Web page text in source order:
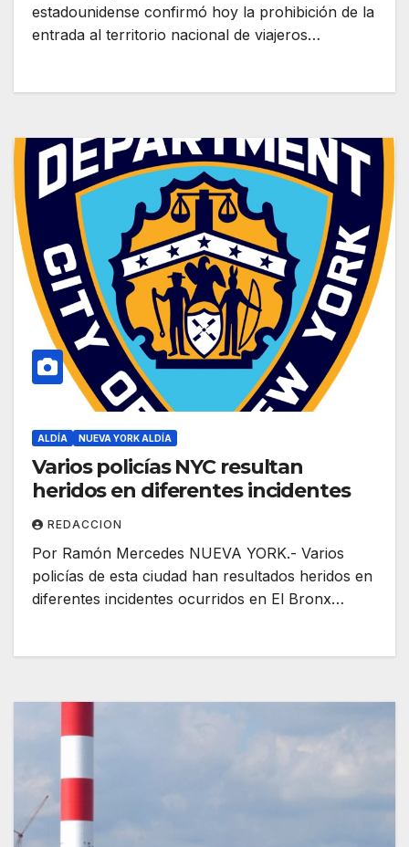
estadounidense confirmó hoy la prohibición de la
entrada al territorio nacional de viajeros…
ALDÍA NUEVA YORK ALDÍA
Varios policías NYC resultan
heridos en diferentes incidentes
REDACCION
Por Ramón Mercedes NUEVA YORK.- Varios
policías de esta ciudad han resultados heridos en
diferentes incidentes ocurridos en El Bronx…